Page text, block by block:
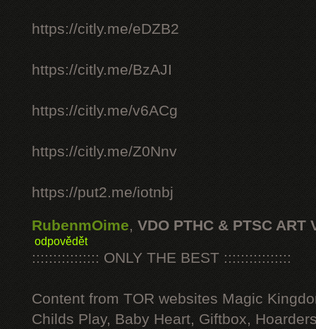
https://citly.me/eDZB2
https://citly.me/BzAJI
https://citly.me/v6ACg
https://citly.me/Z0Nnv
https://put2.me/iotnbj
RubenmOime, VDO PTHC & PTSC ART
odpovědět
:::::::::::::::: ONLY THE BEST ::::::::::::::::
Content from TOR websites Magic
Childs Play, Baby Heart, Giftbox,